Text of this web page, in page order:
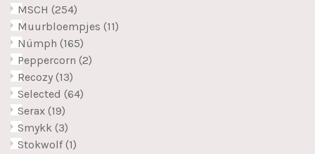
MSCH (254)
Muurbloempjes (11)
Nümph (165)
Peppercorn (2)
Recozy (13)
Selected (64)
Serax (19)
Smykk (3)
Stokwolf (1)